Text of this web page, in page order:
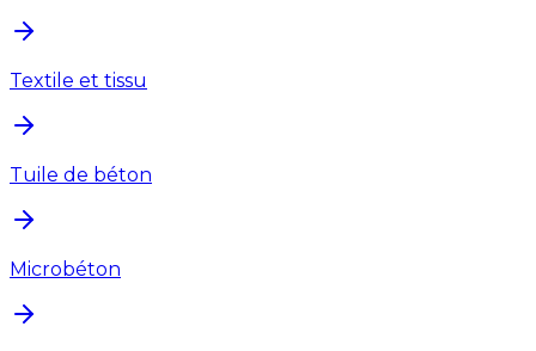
Textile et tissu
Tuile de béton
Microbéton